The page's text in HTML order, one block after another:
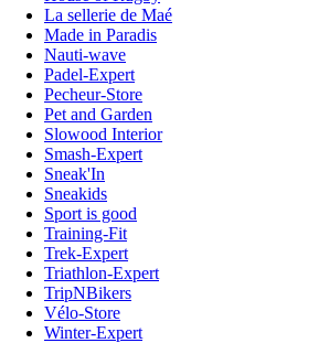
La sellerie de Maé
Made in Paradis
Nauti-wave
Padel-Expert
Pecheur-Store
Pet and Garden
Slowood Interior
Smash-Expert
Sneak'In
Sneakids
Sport is good
Training-Fit
Trek-Expert
Triathlon-Expert
TripNBikers
Vélo-Store
Winter-Expert